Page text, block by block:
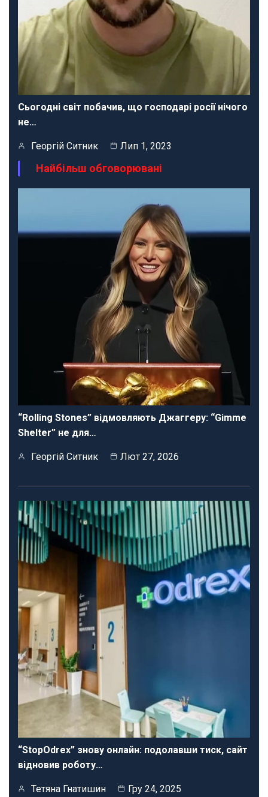
Сьогодні світ побачив, що господарі росії нічого
не…
Георгій Ситник Лип 1, 2023
Найбільш обговорювані
“Rolling Stones” відмовляють Джаггеру: “Gimme
Shelter” не для…
Георгій Ситник Лют 27, 2026
“StopOdrex” знову онлайн: подолавши тиск, сайт
відновив роботу…
Тетяна Гнатишин Гру 24, 2025